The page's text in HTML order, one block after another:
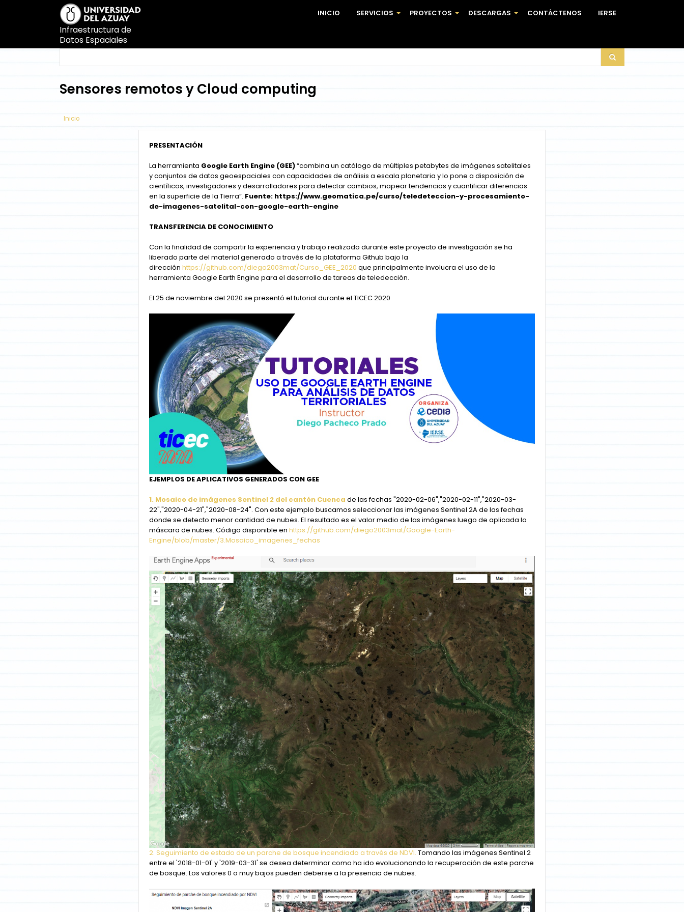
Infraestructura de
Datos Espaciales
INICIO SERVICIOS PROYECTOS DESCARGAS CONTÁCTENOS IERSE
Sensores remotos y Cloud computing
Inicio
PRESENTACIÓN
La herramienta Google Earth Engine (GEE)“combina un catálogo de múltiples petabytes de imágenes satelitales
y conjuntos de datos geoespaciales con capacidades de análisis a escala planetaria y lo pone a disposición de
científicos, investigadores y desarrolladores para detectar cambios, mapear tendencias y cuantificar diferencias
en la superficie de la Tierra”. Fuente: https://www.geomatica.pe/curso/teledeteccion-y-procesamiento-
de-imagenes-satelital-con-google-earth-engine
TRANSFERENCIA DE CONOCIMIENTO
Con la finalidad de compartir la experiencia y trabajo realizado durante este proyecto de investigación se ha
liberado parte del material generado a través de la plataforma Github bajo la
dirección https://github.com/diego2003mat/Curso_GEE_2020 que principalmente involucra el uso de la
herramienta Google Earth Engine para el desarrollo de tareas de teledección.
El 25 de noviembre del 2020 se presentó el tutorial durante el TICEC 2020
EJEMPLOS DE APLICATIVOS GENERADOS CON GEE
1. Mosaico de imágenes Sentinel 2 del cantón Cuenca de las fechas "2020-02-06","2020-02-11","2020-03-
22","2020-04-21","2020-08-24". Con este ejemplo buscamos seleccionar las imágenes Sentinel 2A de las fechas
donde se detecto menor cantidad de nubes. El resultado es el valor medio de las imágenes luego de aplicada la
máscara de nubes. Código disponible en https://github.com/diego2003mat/Google-Earth-
Engine/blob/master/3.Mosaico_imagenes_fechas
2. Seguimiento de estado de un parche de bosque incendiado a través de NDVI. Tomando las imágenes Sentinel 2
entre el '2018-01-01' y '2019-03-31' se desea determinar como ha ido evolucionando la recuperación de este parche
de bosque. Los valores 0 o muy bajos pueden deberse a la presencia de nubes.